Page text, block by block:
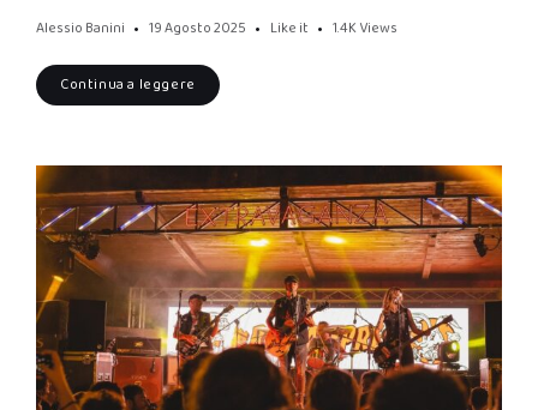
Alessio Banini 19 Agosto 2025 Like it 1.4K Views
Continua a leggere